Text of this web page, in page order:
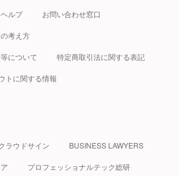
ルプ お問い合わせ窓口
考え方
について 特定商取引法に関する表記
トに関する情報
ラウドサイン BUSINESS LAWYERS
プロフェッショナルテック総研